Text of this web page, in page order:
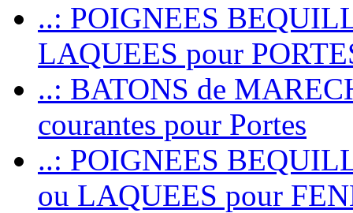
..: POIGNEES
LAQUEES pour
..: BATONS de
courantes pour Portes
..: POIGNEES
ou LAQUEES pour